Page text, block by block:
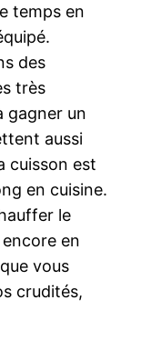
temps en
des
très
gagner un
aussi
cuisson est
en cuisine.
le
en
vous
crudités,